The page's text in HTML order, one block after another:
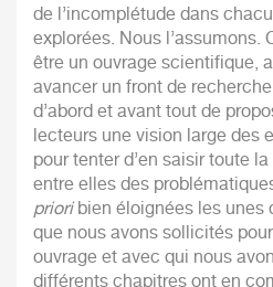
de l’incomplétude dans
explorées. Nous l’assumons.
être un ouvrage scientifique,
avancer un front de
d’abord et avant tout de
lecteurs une vision large des
pour tenter d’en saisir toute
entre elles des
prioribien éloignées les unes
que nous avons sollicités
ouvrage et avec qui nous
différents chapitres ont en